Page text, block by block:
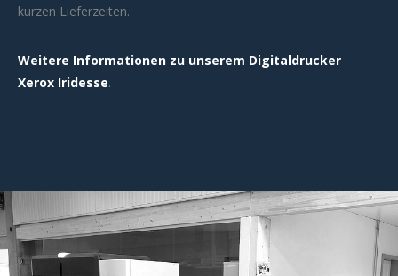
kurzen Lieferzeiten.
Weitere Informationen zu unserem Digitaldrucker
Xerox Iridesse.